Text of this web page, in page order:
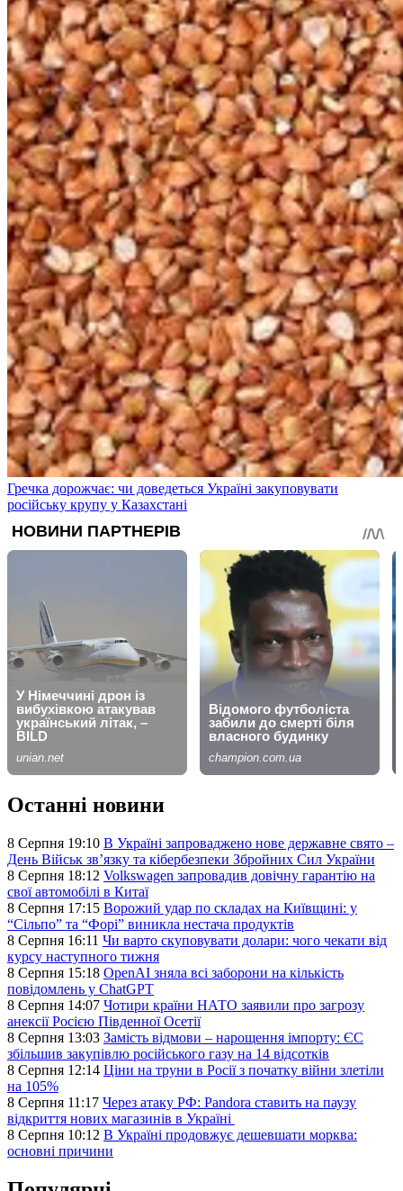
Гречка дорожчає: чи доведеться Україні закуповувати
російську крупу у Казахстані
Останні новини
8 Серпня 19:10 В Україні запроваджено нове державне свято –
День Військ звʼязку та кібербезпеки Збройних Сил України
8 Серпня 18:12 Volkswagen запровадив довічну гарантію на
свої автомобілі в Китаї
8 Серпня 17:15 Ворожий удар по складах на Київщині: у
“Сільпо” та “Форі” виникла нестача продуктів
8 Серпня 16:11 Чи варто скуповувати долари: чого чекати від
курсу наступного тижня
8 Серпня 15:18 OpenAI зняла всі заборони на кількість
повідомлень у ChatGPT
8 Серпня 14:07 Чотири країни НАТО заявили про загрозу
анексії Росією Південної Осетії
8 Серпня 13:03 Замість відмови – нарощення імпорту: ЄС
збільшив закупівлю російського газу на 14 відсотків
8 Серпня 12:14 Ціни на труни в Росії з початку війни злетіли
на 105%
8 Серпня 11:17 Через атаку РФ: Pandora ставить на паузу
відкриття нових магазинів в Україні
8 Серпня 10:12 В Україні продовжує дешевшати морква:
основні причини